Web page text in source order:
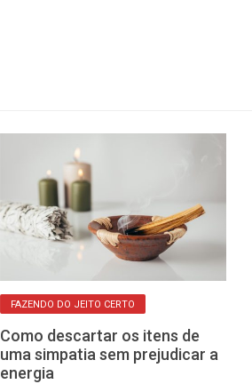
FAZENDO DO JEITO CERTO
Como descartar os itens de
uma simpatia sem prejudicar a
energia